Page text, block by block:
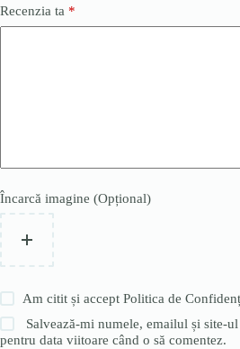
Recenzia ta *
Încarcă imagine (Opțional)
Am citit și acceptPolitica de
Salvează-mi numele, emailul și site-
pentru data viitoare când o să comentez.